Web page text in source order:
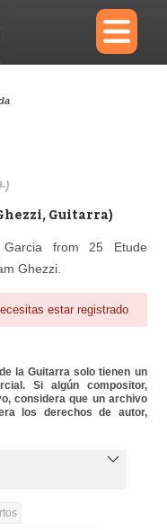
×
Reproductor
)
Guitarra)
from 25 Etude
Ghezzi.
estar registrado
la Guitarra solo tienen un
Si algún compositor,
considera que un archivo
los derechos de autor,